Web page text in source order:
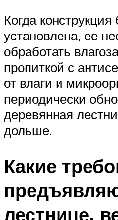
Когда конструкция
установлена, ее
обработать
пропиткой с
от влаги и
периодически
деревянная
дольше.
Какие
лестнице,